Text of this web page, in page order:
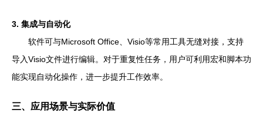
3. 集成与自动化
软件可与Microsoft Office、Visio等常用工具无缝对接，支持
导入Visio文件进行编辑。对于重复性任务，用户可利用宏和脚本功
能实现自动化操作，进一步提升工作效率。
三、应用场景与实际价值